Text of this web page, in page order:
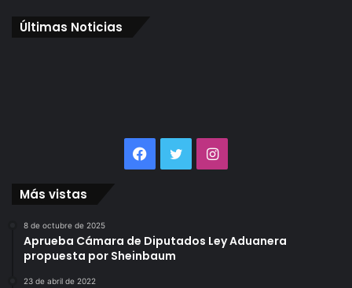
Últimas Noticias
Facebook
TwitterInstagram
Más vistas
8 de octubre de 2025
Aprueba Cámara de Diputados Ley Aduanera
propuesta por Sheinbaum
23 de abril de 2022